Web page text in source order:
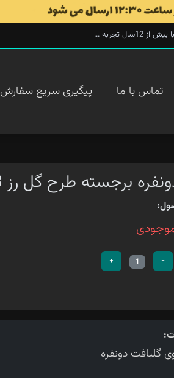
تجربه ...
تماس با ما پیگیری سریع سفارش
برجسته طرح گل رز 4103
-
1
+
گلبافت دونفره